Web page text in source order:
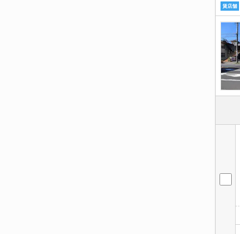
賃店舗